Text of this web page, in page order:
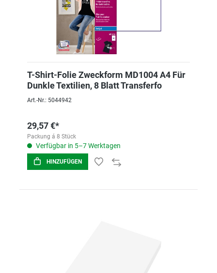
T-Shirt-Folie Zweckform MD1004 A4 Für
Dunkle Textilien, 8 Blatt Transferfo
Art.-Nr.: 5044942
29,57 €*
Packung á 8 Stück
Verfügbar in 5–7 Werktagen
HINZUFÜGEN